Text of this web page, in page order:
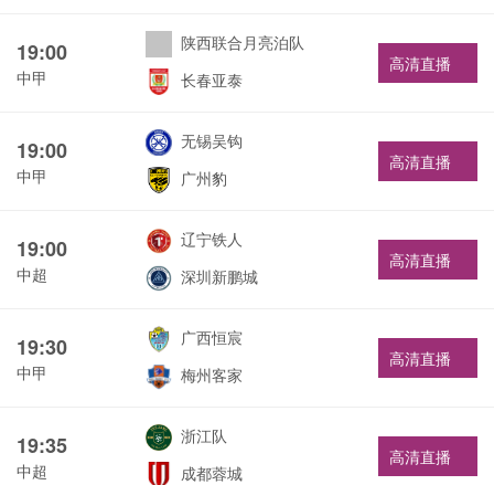
19:00
中甲
陕西联合月亮泊队
长春亚泰
高清直播
19:00
中甲
无锡吴钩
广州豹
高清直播
19:00
中超
辽宁铁人
深圳新鹏城
高清直播
19:30
中甲
广西恒宸
梅州客家
高清直播
19:35
中超
浙江队
成都蓉城
高清直播